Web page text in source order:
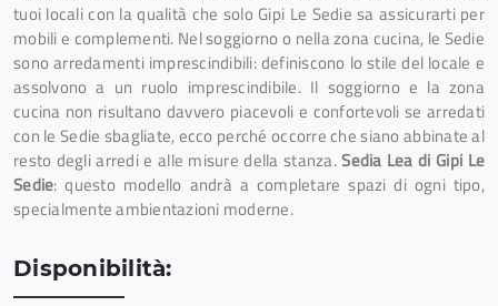
tuoi locali con la qualità che solo Gipi Le Sedie sa assicurarti per
mobili e complementi. Nel soggiorno o nella zona cucina, le Sedie
sono arredamenti imprescindibili: definiscono lo stile del locale e
assolvono a un ruolo imprescindibile. Il soggiorno e la zona
cucina non risultano davvero piacevoli e confortevoli se arredati
con le Sedie sbagliate, ecco perché occorre che siano abbinate al
resto degli arredi e alle misure della stanza.Sedia Lea di Gipi Le
Sedie: questo modello andrà a completare spazi di ogni tipo,
specialmente ambientazioni moderne.
Disponibilità: